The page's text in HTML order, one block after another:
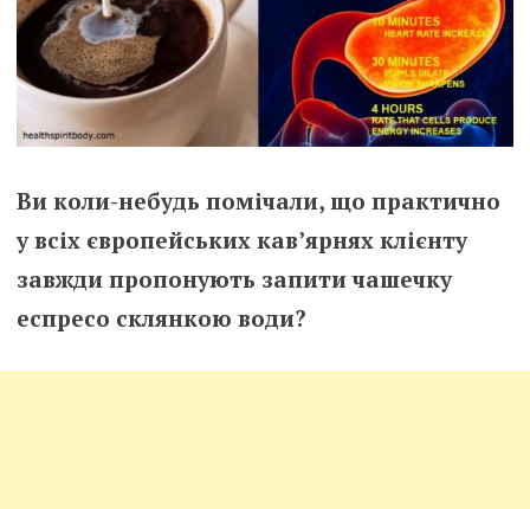
Ви коли-небудь помічали, що практично
у всіх європейських кав’ярнях клієнту
завжди пропонують запити чашечку
еспресо склянкою води?